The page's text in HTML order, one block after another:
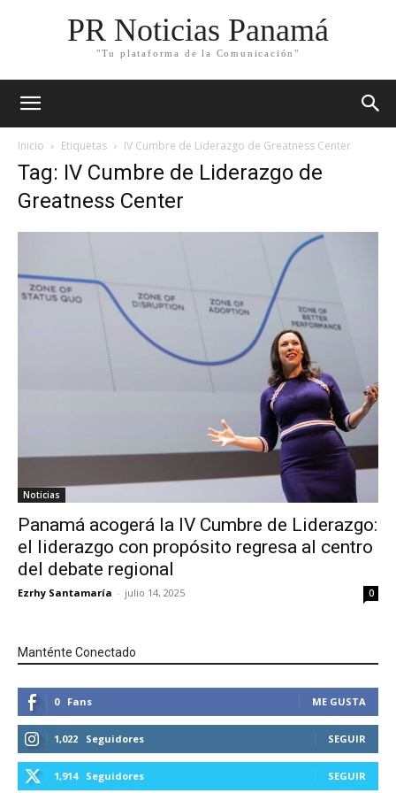
PR Noticias Panamá
"Tu plataforma de la Comunicación"
Inicio Etiquetas IV Cumbre de Liderazgo de Greatness Center
Tag: IV Cumbre de Liderazgo de
Greatness Center
Noticias
Panamá acogerá la IV Cumbre de Liderazgo:
el liderazgo con propósito regresa al centro
del debate regional
Ezrhy Santamaría - julio 14, 2025 0
Manténte Conectado
0 Fans ME GUSTA
1,022 Seguidores SEGUIR
1,914 Seguidores SEGUIR